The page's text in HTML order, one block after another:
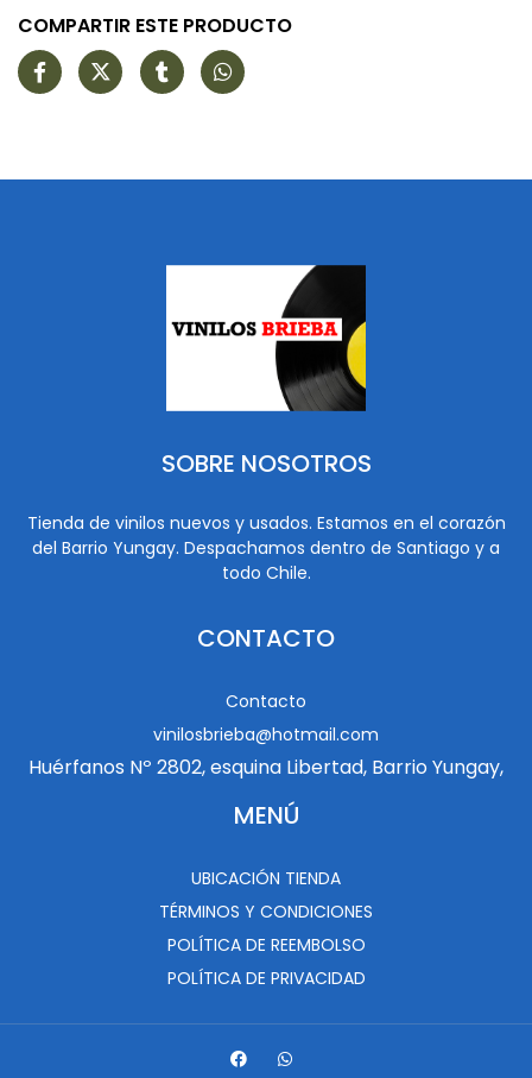
COMPARTIR ESTE PRODUCTO
SOBRE NOSOTROS
Tienda de vinilos nuevos y usados. Estamos en el corazón
del Barrio Yungay. Despachamos dentro de Santiago y a
todo Chile.
CONTACTO
Contacto
vinilosbrieba@hotmail.com
Huérfanos Nº 2802, esquina Libertad, Barrio Yungay,
MENÚ
UBICACIÓN TIENDA
TÉRMINOS Y CONDICIONES
POLÍTICA DE REEMBOLSO
POLÍTICA DE PRIVACIDAD